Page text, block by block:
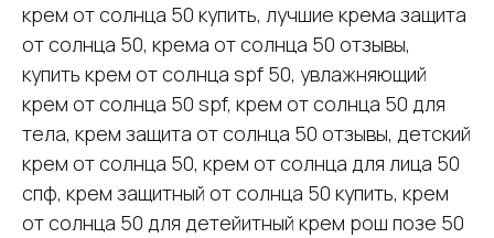
крем от солнца 50 купить, лучшие крема защита
от солнца 50, крема от солнца 50 отзывы,
купить крем от солнца spf 50, увлажняющий
крем от солнца 50 spf, крем от солнца 50 для
тела, крем защита от солнца 50 отзывы, детский
крем от солнца 50, крем от солнца для лица 50
спф, крем защитный от солнца 50 купить, крем
от солнца 50 для детейитный крем рош позе 50